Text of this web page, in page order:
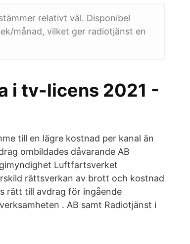
relativt väl. Disponibel
månad, vilket ger radiotjänst en
i tv-licens 2021 -
till en lägre kostnad per kanal än
ombildades dåvarande AB
Luftfartsverket
rättsverkan av brott och kostnad
rätt till avdrag för ingående
. AB samt Radiotjänst i